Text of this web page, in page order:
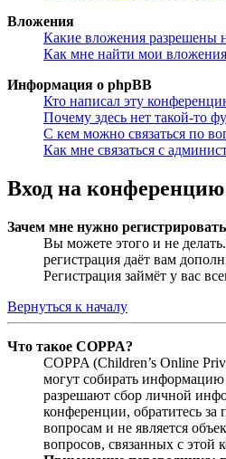
Вложения
Какие вложения разрешены
Как мне найти мои
Информация о phpBB
Кто написал эту
Почему здесь нет такой-то
С кем можно связаться по
Как мне связаться с
Вход на
Зачем мне нужно
Вы можете этого и не
регистрация даёт вам
Регистрация займёт у вас
Вернуться к началу
Что такое COPPA?
COPPA (Children’s Online
могут собирать информацию
разрешают сбор личной
конференции, обратитесь
вопросам и не является
вопросов, связанных с этой